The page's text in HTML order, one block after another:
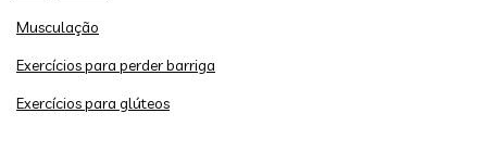
Musculação
Exercícios para perder barriga
Exercícios para glúteos